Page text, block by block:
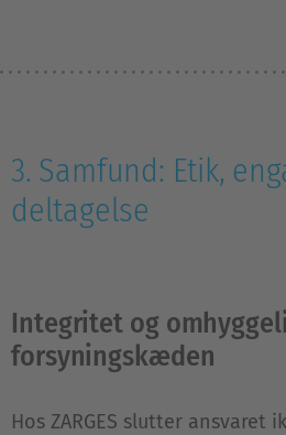
3. Samfund: Etik,
deltagelse
Integritet og
forsyningskæden
Hos ZARGES slutter ansvaret